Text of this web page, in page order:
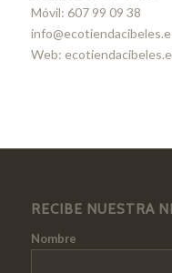
Móvil: 607 99 09 38
Web:
RECIBE NUESTRA
Nombre